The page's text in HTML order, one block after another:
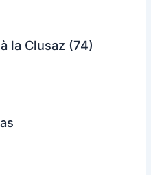
la Clusaz (74)